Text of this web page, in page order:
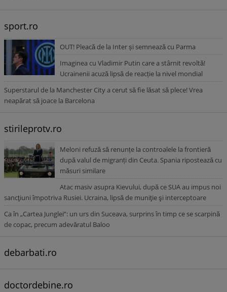
sport.ro
OUT! Pleacă de la Inter și semnează cu Parma
Imaginea cu Vladimir Putin care a stârnit revoltă!
Ucrainenii acuză lipsă de reacție la nivel mondial
Superstarul de la Manchester City a cerut să fie lăsat să plece! Vrea
neapărat să joace la Barcelona
stirileprotv.ro
Meloni refuză să renunțe la controalele la frontieră
după valul de migranți din Ceuta. Spania ripostează cu
măsuri similare
Atac masiv asupra Kievului, după ce SUA au impus noi
sancţiuni împotriva Rusiei. Ucraina, lipsă de muniţie şi interceptoare
Ca în „Cartea Junglei”: un urs din Suceava, surprins în timp ce se scarpină
de copac, precum adevăratul Baloo
debarbati.ro
doctordebine.ro